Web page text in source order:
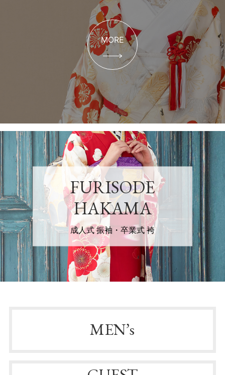
MORE
FURISODE
HAKAMA
成人式 振袖・卒業式 袴
MEN’s